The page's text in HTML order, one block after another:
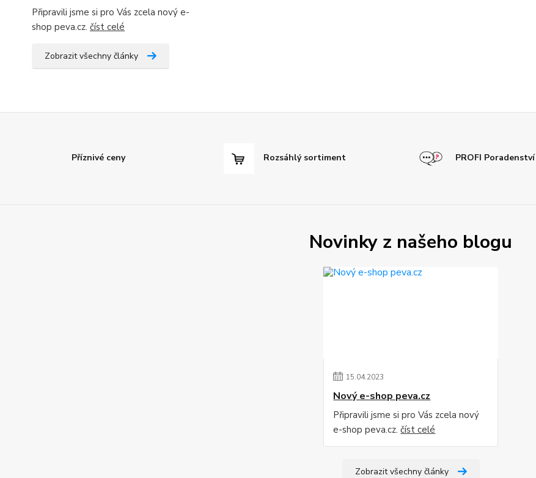
Připravili jsme si pro Vás zcela nový e-
shop peva.cz. číst celé
Zobrazit všechny články
Příznivé ceny Rozsáhlý sortiment PROFI Poradenství
Novinky z našeho blogu
15.04.2023
Nový e-shop peva.cz
Připravili jsme si pro Vás zcela nový
e-shop peva.cz.číst celé
Zobrazit všechny články